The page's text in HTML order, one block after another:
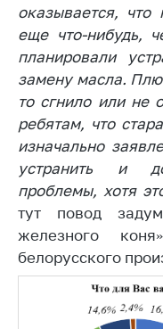
оказывается, что
еще что-нибудь,
планировали
замену масла.
то сгнило или не
ребятам, что
изначально
устранить и
проблемы, хотя
тут повод
железного
белорусского